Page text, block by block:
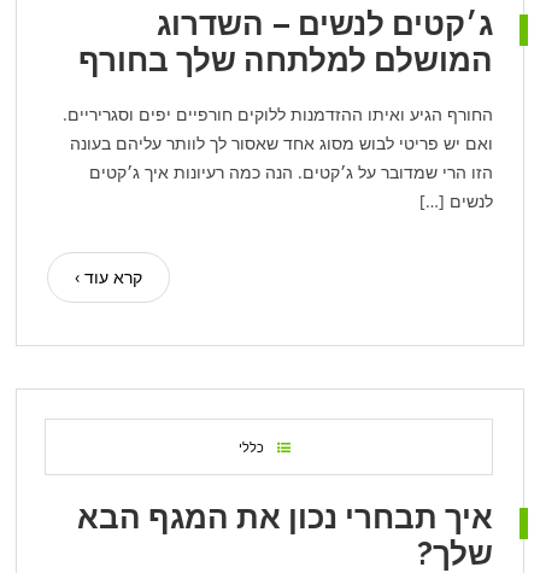
ג׳קטים לנשים – השדרוג
המושלם למלתחה שלך בחורף
החורף הגיע ואיתו ההזדמנות ללוקים חורפיים יפים וסגריריים.
ואם יש פריטי לבוש מסוג אחד שאסור לך לוותר עליהם בעונה
הזו הרי שמדובר על ג׳קטים. הנה כמה רעיונות איך ג׳קטים
לנשים […]
קרא עוד ›
כללי
איך תבחרי נכון את המגף הבא
שלך?